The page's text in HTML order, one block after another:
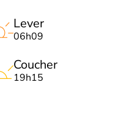
Lever
06h09
Coucher
19h15